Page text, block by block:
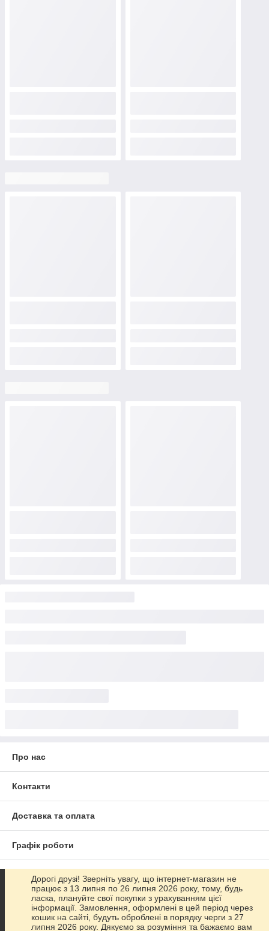
Про нас
Контакти
Доставка та оплата
Графік роботи
Повна версія сайту
Сайт створено на маркетплейсі Prom.ua
Дорогі друзі! Зверніть увагу, що інтернет-магазин не
працює з 13 липня по 26 липня 2026 року, тому, будь
ласка, плануйте свої покупки з урахуванням цієї
інформації. Замовлення, оформлені в цей період через
кошик на сайті, будуть оброблені в порядку черги з 27
липня 2026 року. Дякуємо за розуміння та бажаємо вам